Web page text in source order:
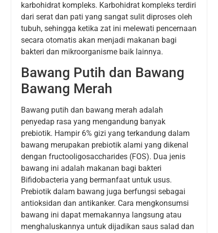
karbohidrat kompleks. Karbohidrat kompleks terdiri
dari serat dan pati yang sangat sulit diproses oleh
tubuh, sehingga ketika zat ini melewati pencernaan
secara otomatis akan menjadi makanan bagi
bakteri dan mikroorganisme baik lainnya.
Bawang Putih dan Bawang
Bawang Merah
Bawang putih dan bawang merah adalah
penyedap rasa yang mengandung banyak
prebiotik. Hampir 6% gizi yang terkandung dalam
bawang merupakan prebiotik alami yang dikenal
dengan fructooligosaccharides (FOS). Dua jenis
bawang ini adalah makanan bagi bakteri
Bifidobacteria yang bermanfaat untuk usus.
Prebiotik dalam bawang juga berfungsi sebagai
antioksidan dan antikanker. Cara mengkonsumsi
bawang ini dapat memakannya langsung atau
menghaluskannya untuk dijadikan saus salad dan